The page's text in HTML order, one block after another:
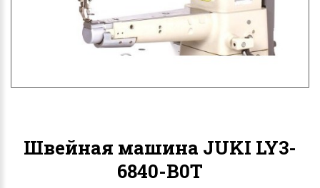
Швейная машина JUKI LY3-
6840-B0T